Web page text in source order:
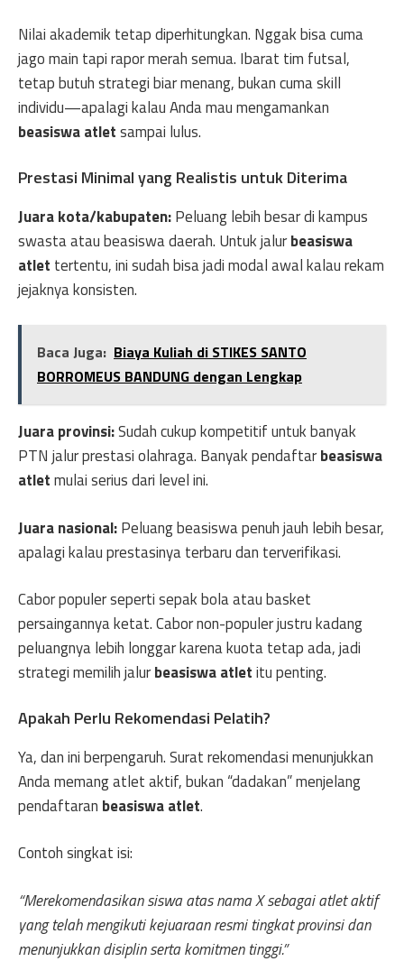
Nilai akademik tetap diperhitungkan. Nggak bisa cuma
jago main tapi rapor merah semua. Ibarat tim futsal,
tetap butuh strategi biar menang, bukan cuma skill
individu—apalagi kalau Anda mau mengamankan
beasiswa atletsampai lulus.
Prestasi Minimal yang Realistis untuk Diterima
Juara kota/kabupaten:Peluang lebih besar di kampus
swasta atau beasiswa daerah. Untuk jalurbeasiswa
atlet tertentu, ini sudah bisa jadi modal awal kalau rekam
jejaknya konsisten.
Baca Juga: Biaya Kuliah di STIKES SANTO
BORROMEUS BANDUNG dengan Lengkap
Juara provinsi:Sudah cukup kompetitif untuk banyak
PTN jalur prestasi olahraga. Banyak pendaftarbeasiswa
atletmulai serius dari level ini.
Juara nasional:Peluang beasiswa penuh jauh lebih besar,
apalagi kalau prestasinya terbaru dan terverifikasi.
Cabor populer seperti sepak bola atau basket
persaingannya ketat. Cabor non-populer justru kadang
peluangnya lebih longgar karena kuota tetap ada, jadi
strategi memilih jalurbeasiswa atletitu penting.
Apakah Perlu Rekomendasi Pelatih?
Ya, dan ini berpengaruh. Surat rekomendasi menunjukkan
Anda memang atlet aktif, bukan “dadakan” menjelang
pendaftaran beasiswa atlet.
Contoh singkat isi:
“Merekomendasikan siswa atas nama X sebagai atlet aktif
yang telah mengikuti kejuaraan resmi tingkat provinsi dan
menunjukkan disiplin serta komitmen tinggi.”